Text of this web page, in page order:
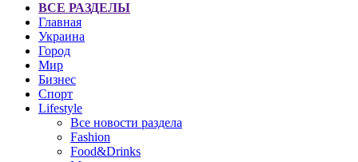
ВСЕ РАЗДЕЛЫ
Главная
Украина
Город
Мир
Бизнес
Спорт
Lifestyle
Все новости раздела
Fashion
Food&Drinks